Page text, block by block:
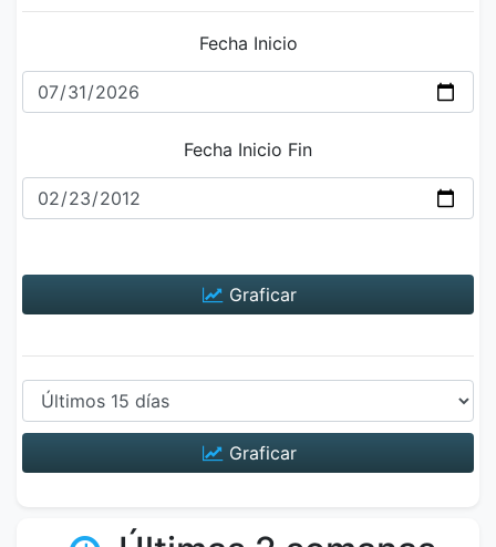
Fecha Inicio
Fecha Inicio Fin
Graficar
Graficar